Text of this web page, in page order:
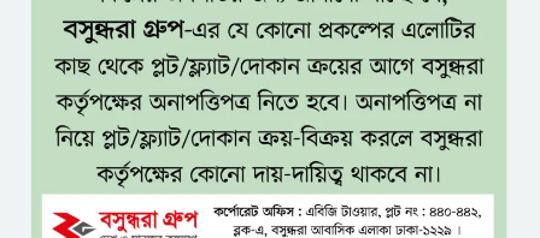
টাঙ্গাইল জেলা পরিষদের উদ্যোগে
২৩ লাখ টাকার আর্থিক অনুদানের
চেক বিতরণ
ধলেশ্বরী থেকে অবৈধ বালু উত্তোলন,
হুমকিতে শামসুল হক সেতু